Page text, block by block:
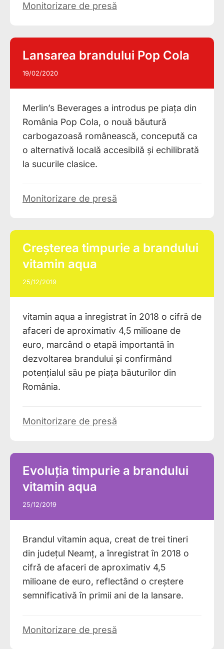
Monitorizare de presă
Lansarea brandului Pop Cola
19/02/2020
Merlin’s Beverages a introdus pe piața din
România Pop Cola, o nouă băutură
carbogazoasă românească, concepută ca
o alternativă locală accesibilă și echilibrată
la sucurile clasice.
Monitorizare de presă
Creșterea timpurie a brandului
vitamin aqua
25/12/2019
vitamin aqua a înregistrat în 2018 o cifră de
afaceri de aproximativ 4,5 milioane de
euro, marcând o etapă importantă în
dezvoltarea brandului și confirmând
potențialul său pe piața băuturilor din
România.
Monitorizare de presă
Evoluția timpurie a brandului
vitamin aqua
25/12/2019
Brandul vitamin aqua, creat de trei tineri
din județul Neamț, a înregistrat în 2018 o
cifră de afaceri de aproximativ 4,5
milioane de euro, reflectând o creștere
semnificativă în primii ani de la lansare.
Monitorizare de presă